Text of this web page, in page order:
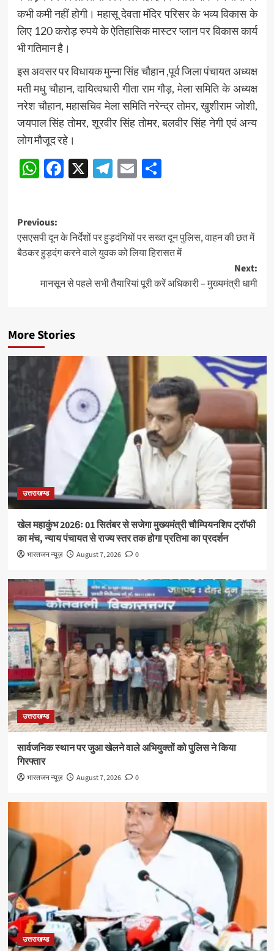
कभी कमी नहीं होगी। महासू देवता मंदिर परिसर के भव्य विकास के
लिए 120 करोड़ रुपये के ऐतिहासिक मास्टर प्लान पर विकास कार्य
भी गतिमान है।
इस अवसर पर विधायक मुन्ना सिंह चौहान ,पूर्व जिला पंचायत अध्यक्ष
मती मधु चौहान, दायित्वधारी गीता राम गौड़, मेला समिति के अध्यक्ष
नरेश चौहान, महासचिव मेला समिति नरेन्द्र तोमर, खुशीराम जोशी,
जयपाल सिंह तोमर, शूरवीर सिंह तोमर, बलवीर सिंह नेगी एवं अन्य
लोग मौजूद रहे।
WhatsApp
Facebook
X Telegram
EmailShare
Post
navigation
Previous:
एसएसपी दून के निर्देशों पर हुड़दंगियों पर सख्त दून पुलिस, वाहन की छत में
बैठकर हुड़दंग करने वाले युवक को लिया हिरासत में
Next:
मानसून से पहले सभी तैयारियां पूरी करें अधिकारी – मुख्यमंत्री धामी
More Stories
उत्तराखण्ड
खेल महाकुंभ 2026ः 01 सितंबर से सजेगा मुख्यमंत्री चौम्पियनशिप ट्रॉफी
का मंच, न्याय पंचायत से राज्य स्तर तक होगा प्रतिभा का प्रदर्शन
भारतजन न्यूज़ August 7, 2026 0
उत्तराखण्ड
सार्वजनिक स्थान पर जुआ खेलने वाले अभियुक्तों को पुलिस ने किया
गिरफ्तार
भारतजन न्यूज़ August 7, 2026 0
उत्तराखण्ड